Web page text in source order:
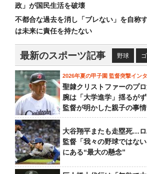
政」が国民生活を破壊
不都合な過去を消し「ブレない」を自称
は未来に責任を持たない
最新のスポーツ記事 野球
2026年夏の甲子園 監督突撃イン
聖隷クリストファーのプ
腕は「大学進学」揺るが
監督が明かした親子の事情
大谷翔平またも走塁死…
監督「我々の野球ではな
にある“最大の懸念”